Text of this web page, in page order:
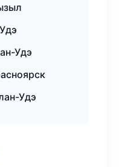
Удэ
Удэ